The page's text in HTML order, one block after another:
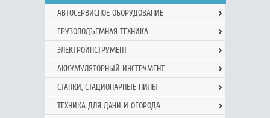
АВТОСЕРВИСНОЕ ОБОРУДОВАНИЕ
ГРУЗОПОДЪЕМНАЯ ТЕХНИКА
ЭЛЕКТРОИНСТРУМЕНТ
АККУМУЛЯТОРНЫЙ ИНСТРУМЕНТ
СТАНКИ, СТАЦИОНАРНЫЕ ПИЛЫ
ТЕХНИКА ДЛЯ ДАЧИ И ОГОРОДА